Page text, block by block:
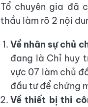
Tổ chuyên gia đã
thầu làm rõ 2 nội
Về nhân sự chủ
đang là Chỉ huy
vực 07 làm chủ
đầu tư để chứng
Về thiết bị thi